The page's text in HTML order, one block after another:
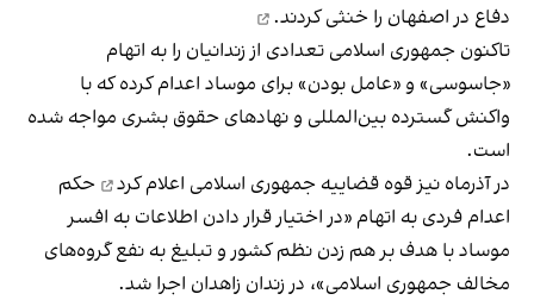
دفاع در اصفهان را خنثی کردند.
تاکنون جمهوری اسلامی تعدادی از زندانیان را به اتهام
«جاسوسی» و «عامل بودن» برای موساد اعدام کرده که با
واکنش گسترده بین‌المللی و نهادهای حقوق بشری مواجه شده
است.
در آذرماه نیز قوه قضاییه جمهوری اسلامی اعلام کرد
حکم
اعدام فردی به اتهام «در اختیار قرار دادن اطلاعات به افسر
موساد با هدف بر هم زدن نظم کشور و تبلیغ به نفع گروه‌های
مخالف جمهوری اسلامی»، در زندان زاهدان اجرا شد.